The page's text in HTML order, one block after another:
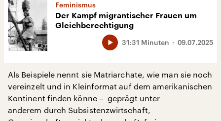
Feminismus
Der Kampf migrantischer Frauen um
Gleichberechtigung
09.07.2025
31:31 Minuten
Als Beispiele nennt sie Matriarchate, wie man sie noch
vereinzelt und in Kleinformat auf dem amerikanischen
Kontinent finden könne – geprägt unter
anderem durch Subsistenzwirtschaft,